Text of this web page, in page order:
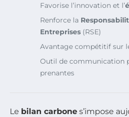
Favorise l’innovation et l’
Renforce la
Entreprises (RSE)
Avantage compétitif sur
Outil de communication
prenantes
Le bilan carbone s’impose